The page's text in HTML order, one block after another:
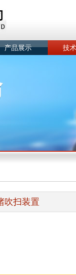
产品展示 技
吹扫装置